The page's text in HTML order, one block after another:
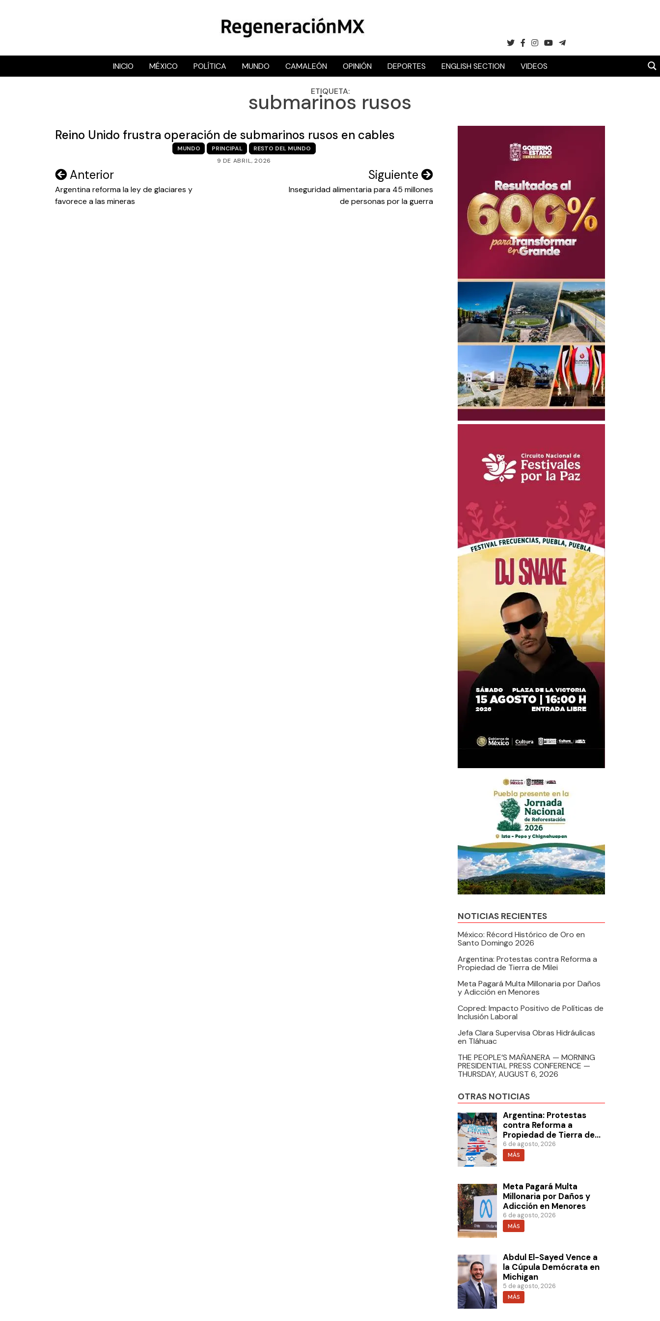
RegeneraciónMX
Sitio de noticias libre e independiente
INICIO MÉXICO POLÍTICA MUNDO CAMALEÓN OPINIÓN DEPORTES ENGLISH SECTION VIDEOS
ETIQUETA:
submarinos rusos
Reino Unido frustra operación de submarinos rusos en cables
MUNDO PRINCIPAL
RESTO DEL MUNDO
9 DE ABRIL, 2026
Navegación
de
Anterior
Argentina reforma la ley de glaciares y
favorece a las mineras
Siguiente
Inseguridad alimentaria para 45 millones
de personas por la guerra
NOTICIAS RECIENTES
México: Récord Histórico de Oro en
Santo Domingo 2026
Argentina: Protestas contra Reforma a
Propiedad de Tierra de Milei
Meta Pagará Multa Millonaria por Daños
y Adicción en Menores
Copred: Impacto Positivo de Políticas de
Inclusión Laboral
Jefa Clara Supervisa Obras Hidráulicas
en Tláhuac
THE PEOPLE’S MAÑANERA — MORNING
PRESIDENTIAL PRESS CONFERENCE —
THURSDAY, AUGUST 6, 2026
OTRAS NOTICIAS
Argentina: Protestas
contra Reforma a
Propiedad de Tierra de
Milei
6 de agosto, 2026
MÁS
Meta Pagará Multa
Millonaria por Daños y
Adicción en Menores
6 de agosto, 2026
MÁS
Abdul El-Sayed Vence a
la Cúpula Demócrata en
Michigan
5 de agosto, 2026
MÁS